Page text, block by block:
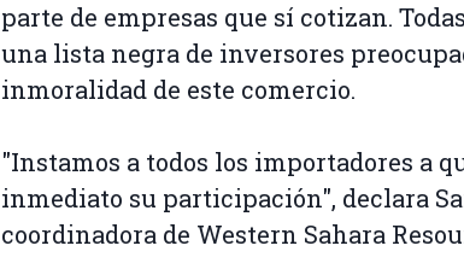
parte de empresas que sí cotizan.
una lista negra de inversores
inmoralidad de este comercio.
"Instamos a todos los importadores a
inmediato su participación", declara
coordinadora de Western Sahara